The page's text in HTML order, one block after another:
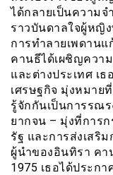
ได้กลายเป็นความจ
ราวบันดาลใจผู้หญิ
การทำลายเพดาน
คานธีได้เผชิญควา
และต่างประเทศ เ
เศรษฐกิจ มุ่งหมาย
รู้จักกันเป็นการรณร
ยากจน – มุ่งที่การ
รัฐ และการส่งเสริ
ผู้นำของอินทิรา คา
1975 เธอได้ประก